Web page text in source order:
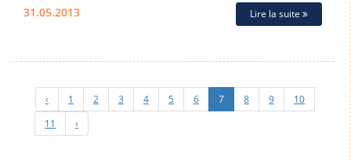
31.05.2013 Lire la suite
‹ 1 2 3 4 5 6 7 8 9
10
11
›